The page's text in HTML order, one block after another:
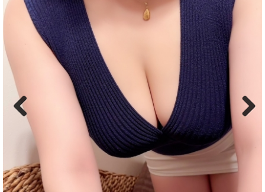
Previous